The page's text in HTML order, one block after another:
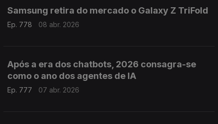
Samsung retira do mercado o Galaxy Z TriFold
Ep. 778 08 abr. 2026
Após a era dos chatbots, 2026 consagra-se
como o ano dos agentes de IA
Ep. 777 07 abr. 2026